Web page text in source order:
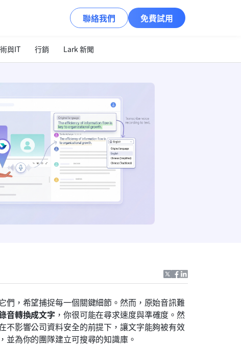
聯絡我們 免費試用
與IT 行銷 Lark 新聞
們，希望捕捉每一個關鍵細節。然而，原始音訊難
音轉換成文字 ，你很可能在尋求速度與準確度。然
不影響公司資料安全的前提下，讓文字能夠被有效
為你的團隊建立可搜尋的知識庫。